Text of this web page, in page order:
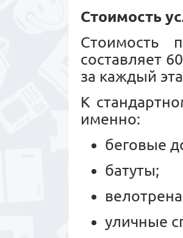
Стоимость
Стоимость
составляет
за каждый
К
именно:
беговые
батуты;
уличные